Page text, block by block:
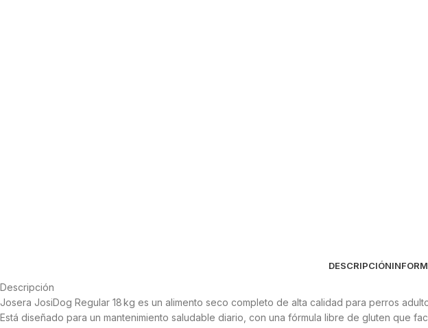
DESCRIPCIÓN
Descripción
Josera JosiDog Regular 18 kg es un alimento seco completo de alta calidad para perros
Está diseñado para un mantenimiento saludable diario, con una fórmula libre de gluten que